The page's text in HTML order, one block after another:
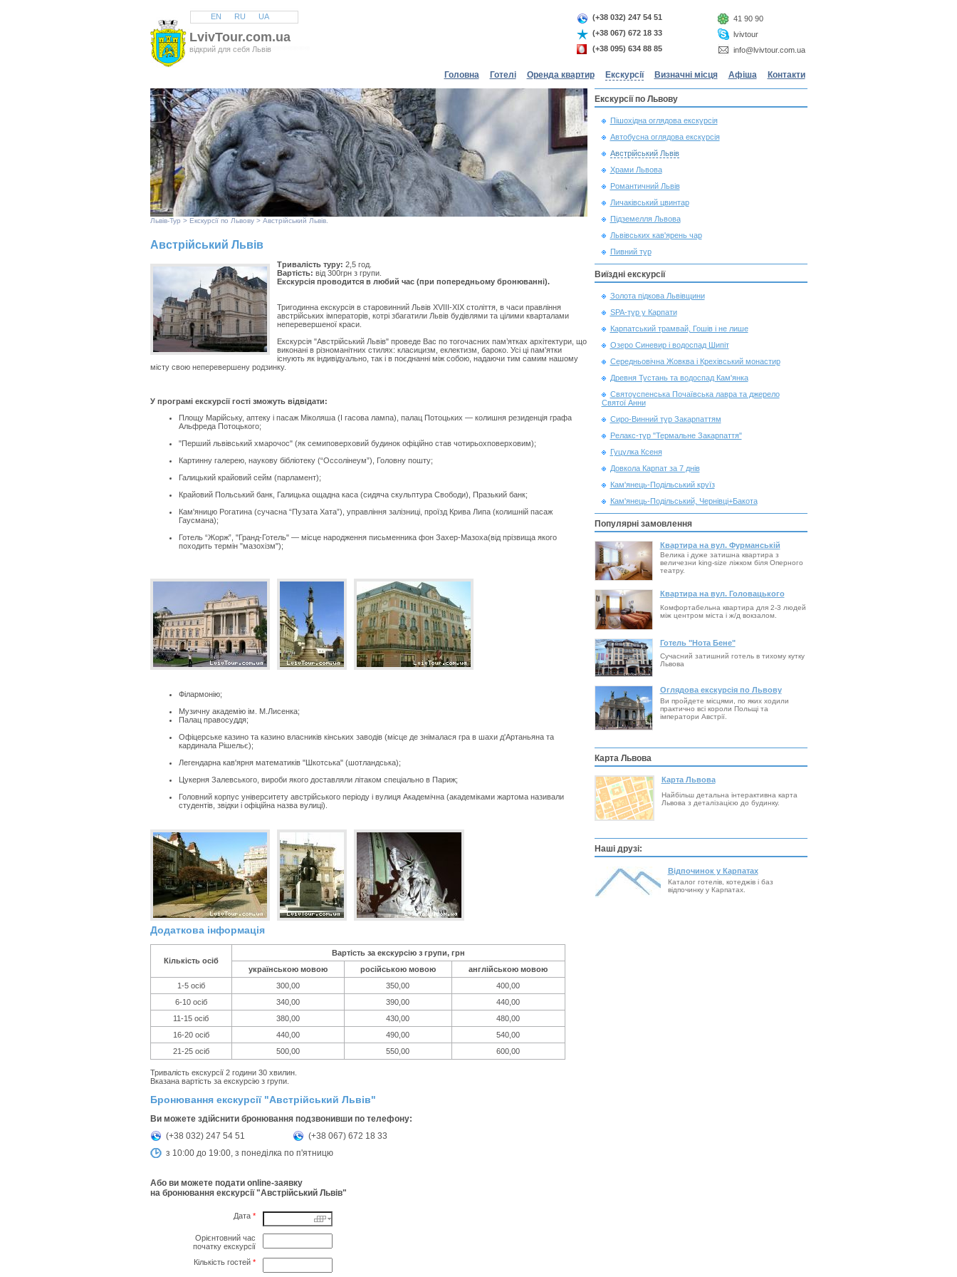
EN RU UA
LvivTour.com.ua
відкрий для себя Львів
(+38 032) 247 54 51
(+38 067) 672 18 33
(+38 095) 634 88 85
41 90 90
lvivtour
info@lvivtour.com.ua
Головна Готелі Оренда квартир Екскурсії Визначні місця Афіша Контакти
Львів-Тур > Екскурсії по Львову> Австрійський Львів.
Австрійський Львів
Тривалість туру: 2,5 год.
Вартість: від 300грн з групи.
Екскурсія проводится в любий час (при попередньому бронюванні).
Тригодинна екскурсія в старовинний Львів XVIII-XIX століття, в часи правління
австрійських імператорів, котрі збагатили Львів будівлями та цілими кварталами
неперевершеної краси.
Екскурсія "Австрійський Львів" проведе Вас по тогочасних пам’ятках архітектури, що
виконані в різноманітних стилях: класицизм, еклектизм, бароко. Усі ці пам'ятки
існують як індивідуально, так і в поєднанні між собою, надаючи тим самим нашому
місту свою неперевершену родзинку.
У програмі екскурсії гості зможуть відвідати:
Площу Марійську, аптеку і пасаж Міколяша (І гасова лампа), палац Потоцьких — колишня резиденція графа
Альфреда Потоцького;
"Перший львівський хмарочос" (як семиповерховий будинок офіційно став чотирьохповерховим);
Картинну галерею, наукову бібліотеку (“Оссолінеум”), Головну пошту;
Галицький крайовий сейм (парламент);
Крайовий Польський банк, Галицька ощадна каса (сидяча скульптура Свободи), Празький банк;
Кам'яницю Рогатина (сучасна “Пузата Хата”), управління залізниці, проїзд Крива Липа (колишній пасаж
Гаусмана);
Готель “Жорж”, "Гранд-Готель" — місце народження письменника фон Захер-Мазоха(від прізвища якого
походить термін "мазохізм");
Філармонію;
Музичну академію ім. М.Лисенка;
Палац правосуддя;
Офіцерське казино та казино власників кінських заводів (місце де знімалася гра в шахи д'Артаньяна та
кардинала Рішельє);
Легендарна кав'ярня математиків "Шкотська" (шотландська);
Цукерня Залевського, вироби якого доставляли літаком спеціально в Париж;
Головний корпус університету австрійського періоду і вулиця Академічна (академіками жартома називали
студентів, звідки і офіційна назва вулиці).
Додаткова інформація
Кількість осіб
Вартість за екскурсію з групи, грн
українською мовою
російською мовою
англійською мовою
1-5 осіб
300,00 350,00
400,00
6-10 осіб
340,00 390,00
440,00
11-15 осіб
380,00 430,00
480,00
16-20 осіб
440,00 490,00
540,00
21-25 осіб
500,00 550,00 600,00
Тривалість екскурсії 2 години 30 хвилин.
Вказана вартість за екскурсію з групи.
Бронювання екскурсії "Австрійський Львів"
Ви можете здійснити бронювання подзвонивши по телефону:
(+38 032) 247 54 51
(+38 067) 672 18 33
з 10:00 до 19:00, з понеділка по п'ятницю
Або ви можете подати online-заявку
на бронювання екскурсії "Австрійський Львів"
Дата *
Орієнтовний час
початку екскурсії
Кількість гостей *
Екскурсії по Львову
Пішохідна оглядова екскурсія
Автобусна оглядова екскурсія
Австрійський Львів
Храми Львова
Романтичний Львів
Личаківський цвинтар
Підземелля Львова
Львівських кав'ярень чар
Пивний тур
Виїздні екскурсії
Золота підкова Львівщини
SPA-тур у Карпати
Карпатський трамвай, Гошів і не лише
Озеро Синевир і водоспад Шипіт
Середньовічна Жовква і Крехівський монастир
Древня Тустань та водоспад Кам'янка
Cвятоуспенська Почаївська лавра та джерело
Святої Анни
Сиро-Винний тур Закарпаттям
Релакс-тур "Термальне Закарпаття"
Гуцулка Ксеня
Довкола Карпат за 7 днів
Кам'янець-Подільський круїз
Кам'янець-Подільський, Чернівці+Бакота
Популярні замовлення
Квартира на вул. Фурманській
Велика і дуже затишна квартира з
величезни king-size ліжком біля Оперного
театру.
Квартира на вул. Головацького
Комфортабельна квартира для 2-3 людей
між центром міста і ж/д вокзалом.
Готель "Нота Бене"
Сучасний затишний готель в тихому кутку
Львова
Оглядова екскурсія по Львову
Ви пройдете місцями, по яких ходили
практично всі короли Польщі та
імператори Австрії.
Карта Львова
Карта Львова
Найбільш детальна інтерактивна карта
Львова з деталізацією до будинку.
Наші друзі:
Відпочинок у Карпатах
Каталог готелів, котеджів і баз
відпочинку у Карпатах.